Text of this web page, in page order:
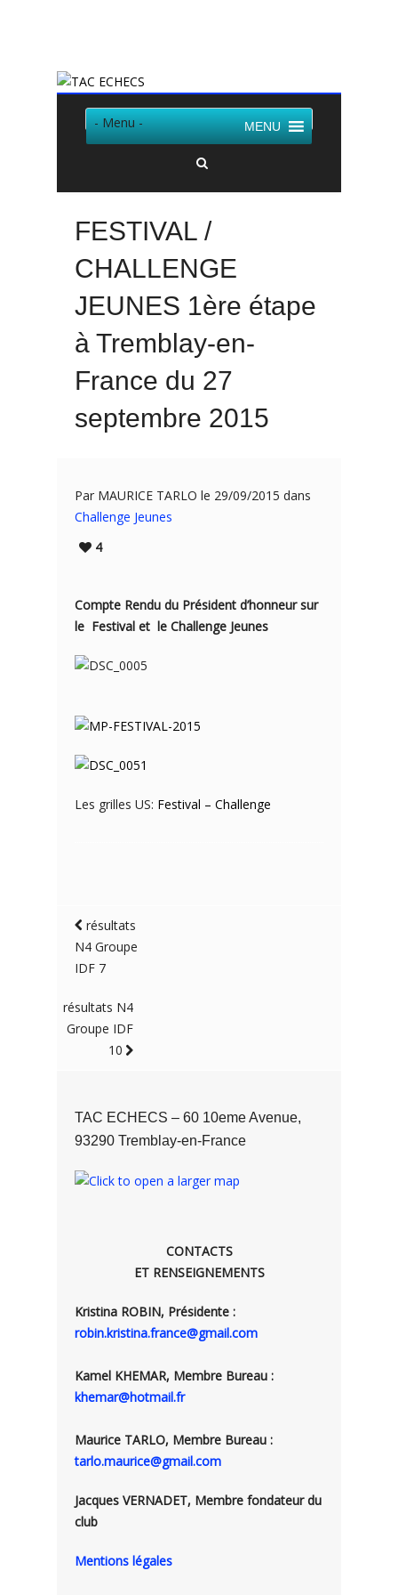
- Menu - MENU
FESTIVAL /
CHALLENGE
JEUNES 1ère étape
à Tremblay-en-
France du 27
septembre 2015
Par MAURICE TARLO le 29/09/2015 dans
Challenge Jeunes
4
Compte Rendu du Président d’honneur sur
le Festival et le Challenge Jeunes
Les grilles US: Festival – Challenge
résultats
N4 Groupe
IDF 7
résultats N4
Groupe IDF
10
TAC ECHECS – 60 10eme Avenue,
93290 Tremblay-en-France
CONTACTS
ET RENSEIGNEMENTS
Kristina ROBIN, Présidente :
robin.kristina.france@gmail.com
Kamel KHEMAR, Membre Bureau :
khemar@hotmail.fr
Maurice TARLO, Membre Bureau :
tarlo.maurice@gmail.com
Jacques VERNADET, Membre fondateur du
club
Mentions légales